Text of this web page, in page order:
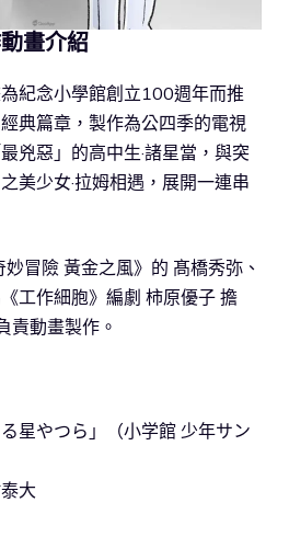
畫介紹
紀念小學館創立100週年而推
典篇章，製作為公四季的電視
兇惡」的高中生·諸星當，與突
美少女·拉姆相遇，展開一連串
妙冒險 黃金之風》的 髙橋秀弥、
工作細胞》編劇 柿原優子 擔
責動畫製作。
星やつら」（小学館 少年サン
大